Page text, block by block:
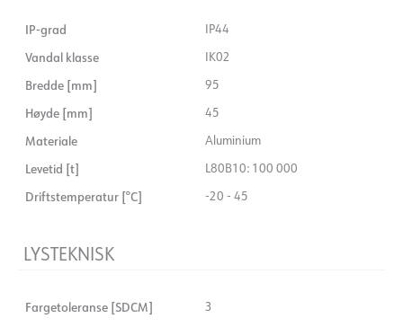
IP-grad IP44
Vandal klasse IK02
Bredde [mm] 95
Høyde [mm] 45
Materiale Aluminium
Levetid [t] L80B10: 100 000
Driftstemperatur [°C] -20 - 45
LYSTEKNISK
Fargetoleranse [SDCM] 3